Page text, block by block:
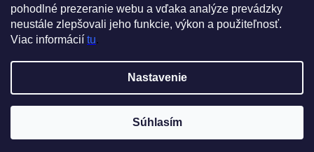
pohodlné prezeranie webu a vďaka analýze prevádzky
neustále zlepšovali jeho funkcie, výkon a použiteľnosť.
Viac informácií tu.
Nastavenie
Súhlasím
Prijímame online platby
vyhradené.